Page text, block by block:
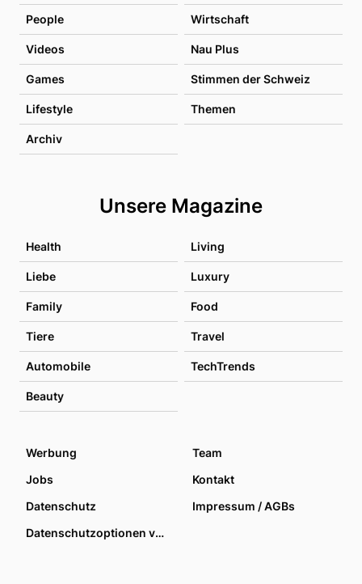
People Wirtschaft
Videos Nau Plus
Games Stimmen der Schweiz
Lifestyle Themen
Archiv
Unsere Magazine
Health Living
Liebe Luxury
Family Food
Tiere Travel
Automobile TechTrends
Beauty
Werbung
Team
Jobs
Kontakt
Datenschutz
Impressum / AGBs
Datenschutzoptionen verwalten